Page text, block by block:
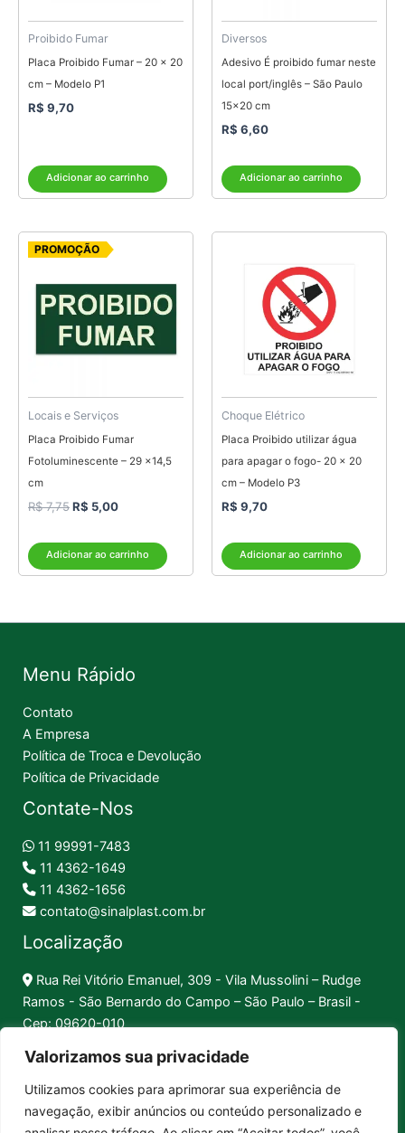
Valorizamos sua privacidade
Utilizamos cookies para aprimorar sua experiência de
navegação, exibir anúncios ou conteúdo personalizado e
Proibido Fumar
Placa Proibido Fumar – 20 x 20
cm – Modelo P1
R$ 9,70
Adicionar ao carrinho
Diversos
Adesivo É proibido fumar neste
local port/inglês – São Paulo
15×20 cm
R$ 6,60
Adicionar ao carrinho
PROMOÇÃO
Locais e Serviços
Placa Proibido Fumar
Fotoluminescente – 29 x14,5
cm
R$7,75
O
preço
era:
R$ 7,75.
R$ 5,00
é:
R$ 5,00.
Adicionar ao carrinho
Choque Elétrico
Placa Proibido utilizar água
para apagar o fogo- 20 x 20
cm – Modelo P3
R$ 9,70
Adicionar ao carrinho
Menu Rápido
Contato
A Empresa
Política de Troca e Devolução
Política de Privacidade
Contate-Nos
11 99991-7483
11 4362-1649
11 4362-1656
contato@sinalplast.com.br
Localização
Rua Rei Vitório Emanuel, 309 - Vila Mussolini – Rudge
Ramos - São Bernardo do Campo – São Paulo – Brasil -
Cep: 09620-010
Pix │ Boleto │ Cartão